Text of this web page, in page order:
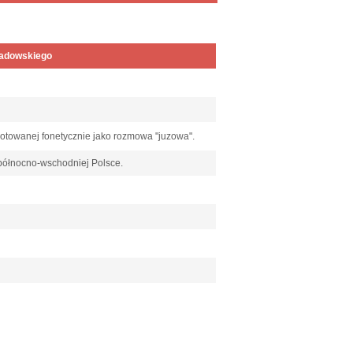
fonetycznie jako rozmowa "juzowa".
wschodniej Polsce.